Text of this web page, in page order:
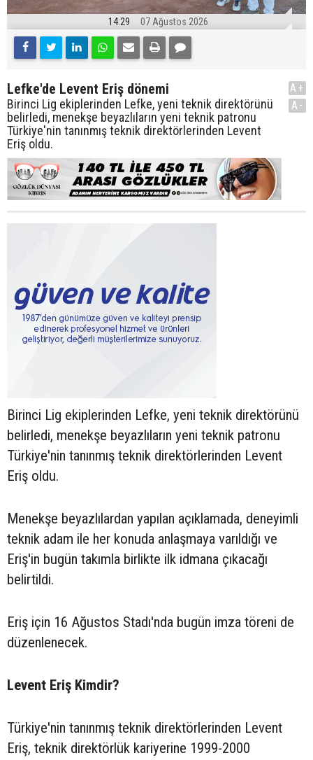
14:29 07 Ağustos 2026
Lefke'de Levent Eriş dönemi
Birinci Lig ekiplerinden Lefke, yeni teknik direktörünü
belirledi, menekşe beyazlıların yeni teknik patronu
Türkiye'nin tanınmış teknik direktörlerinden Levent
Eriş oldu.
A+
A-
Birinci Lig ekiplerinden Lefke, yeni teknik direktörünü
belirledi, menekşe beyazlıların yeni teknik patronu
Türkiye'nin tanınmış teknik direktörlerinden Levent
Eriş oldu.
Menekşe beyazlılardan yapılan açıklamada, deneyimli
teknik adam ile her konuda anlaşmaya varıldığı ve
Eriş'in bugün takımla birlikte ilk idmana çıkacağı
belirtildi.
Eriş için 16 Ağustos Stadı'nda bugün imza töreni de
düzenlenecek.
Levent Eriş Kimdir?
Türkiye'nin tanınmış teknik direktörlerinden Levent
Eriş, teknik direktörlük kariyerine 1999-2000